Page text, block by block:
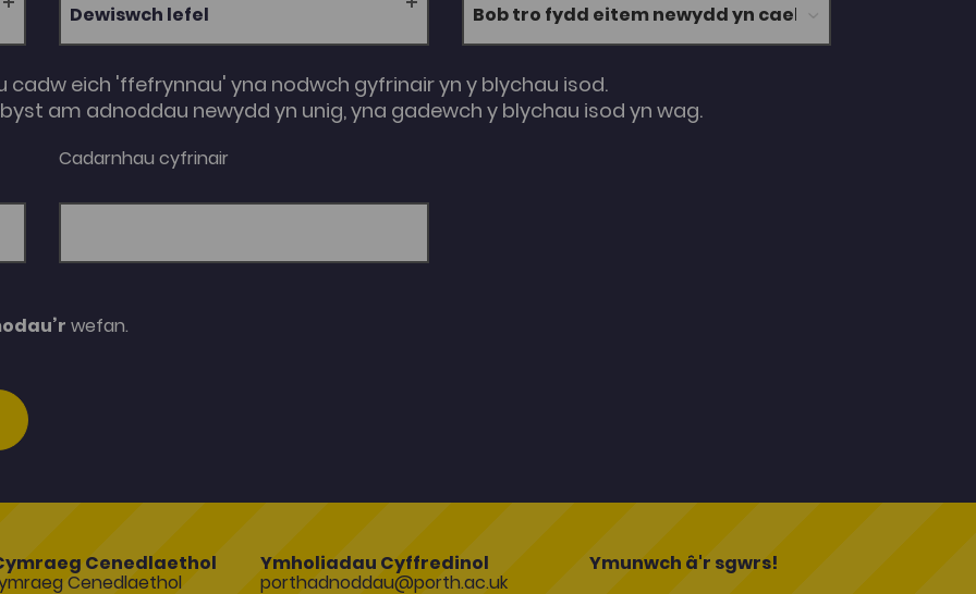
Dewiswch lefel
eich 'ffefrynnau' yna nodwch gyfrinair yn y blychau isod.
am adnoddau newydd yn unig, yna gadewch y blychau isod yn wag.
Cadarnhau cyfrinair
wefan.
Cenedlaethol
Cenedlaethol
Ymholiadau Cyffredinol
porthadnoddau@porth.ac.uk
Ymunwch â'r sgwrs!